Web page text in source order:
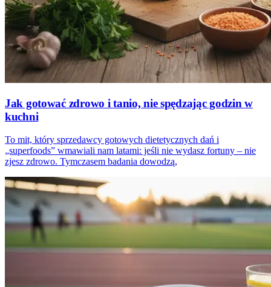
Jak gotować zdrowo i tanio, nie spędzając godzin w
kuchni
To mit, który sprzedawcy gotowych dietetycznych dań i
„superfoods” wmawiali nam latami: jeśli nie wydasz fortuny – nie
zjesz zdrowo. Tymczasem badania dowodzą,